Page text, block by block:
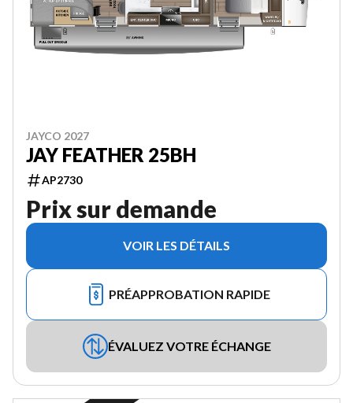
JAYCO 2027
JAY FEATHER 25BH
AP2730
Prix sur demande
VOIR LES DÉTAILS
PRÉAPPROBATION RAPIDE
ÉVALUEZ VOTRE ÉCHANGE